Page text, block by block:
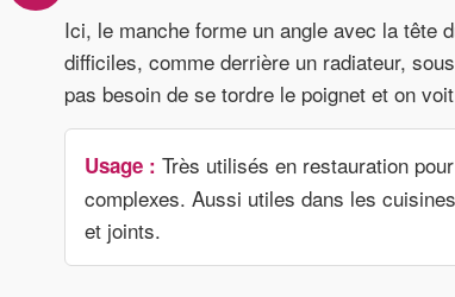
Ici, le manche forme un angle avec la tête
difficiles, comme derrière un radiateur,
pas besoin de se tordre le poignet et on
Usage : Très utilisés en restauration
complexes. Aussi utiles dans les
et joints.